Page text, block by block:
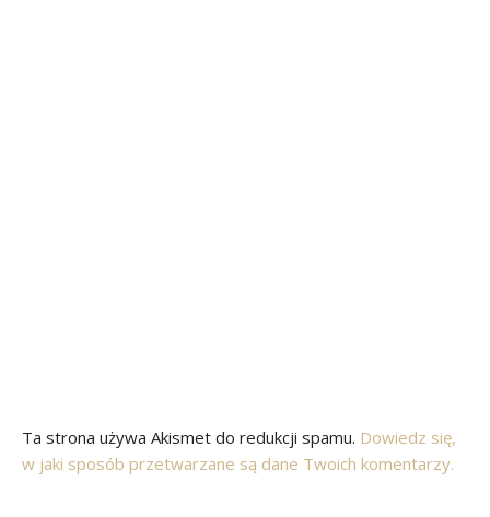
Ta strona używa Akismet do redukcji spamu. Dowiedz się,
w jaki sposób przetwarzane są dane Twoich komentarzy.